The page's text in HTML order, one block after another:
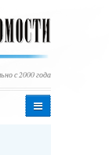
с 2000 года